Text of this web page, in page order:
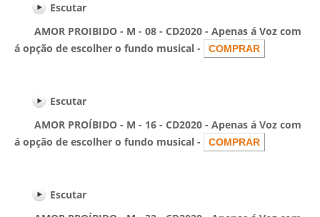
Escutar
AMOR PROIBIDO - M - 08 - CD2020 - Apenas á Voz com
á opção de escolher o fundo musical -
Escutar
AMOR PROÍBIDO - M - 16 - CD2020 - Apenas á Voz com
á opção de escolher o fundo musical -
Escutar